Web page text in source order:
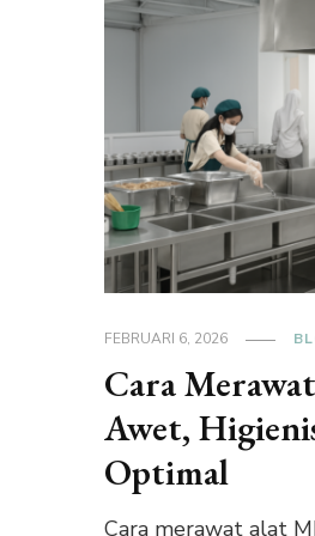
FEBRUARI 6, 2026
Cara
Awet,
Optimal
Cara merawat alat